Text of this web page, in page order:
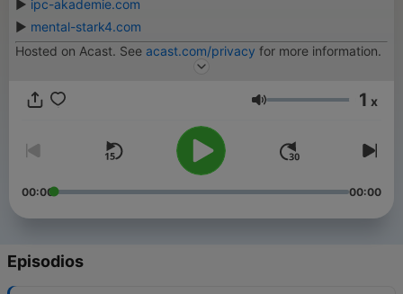
▶ ipc-akademie.com
▶ mental-stark4.com
Hosted on Acast. See acast.com/privacy for more information.
Volumen 1 x
00:00 00:00
Episodios